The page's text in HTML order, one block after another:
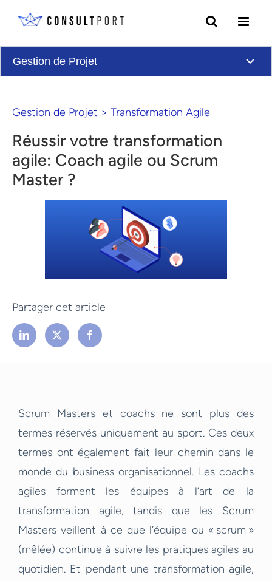
Gestion de Projet
Gestion de Projet > Transformation Agile
Réussir votre transformation
agile: Coach agile ou Scrum
Master ?
Partager cet article
Scrum Masters et coachs ne sont plus des
termes réservés uniquement au sport. Ces deux
termes ont également fait leur chemin dans le
monde du business organisationnel. Les coachs
agiles forment les équipes à l’art de la
transformation agile, tandis que les Scrum
Masters veillent à ce que l’équipe ou « scrum »
(mêlée) continue à suivre les pratiques agiles au
quotidien. Et pendant une transformation agile,